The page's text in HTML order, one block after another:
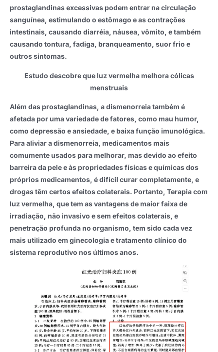
prostaglandinas excessivas podem entrar na circulação
sanguínea, estimulando o estômago e as contrações
intestinais, causando diarréia, náusea, vômito, e também
causando tontura, fadiga, branqueamento, suor frio e
outros sintomas.
Estudo descobre que luz vermelha melhora cólicas
menstruais
Além das prostaglandinas, a dismenorreia também é
afetada por uma variedade de fatores, como mau humor,
como depressão e ansiedade, e baixa função imunológica.
Para aliviar a dismenorreia, medicamentos mais
comumente usados ​​para melhorar, mas devido ao efeito
barreira da pele e às propriedades físicas e químicas dos
próprios medicamentos, é difícil curar completamente, e
drogas têm certos efeitos colaterais. Portanto, Terapia com
luz vermelha, que tem as vantagens de maior faixa de
irradiação, não invasivo e sem efeitos colaterais, e
penetração profunda no organismo, tem sido cada vez
mais utilizado em ginecologia e tratamento clínico do
sistema reprodutivo nos últimos anos.